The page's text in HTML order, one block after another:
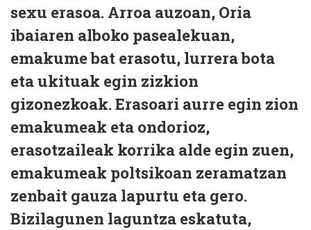
sexu erasoa. Arroa auzoan, Oria
ibaiaren alboko pasealekuan,
emakume bat erasotu, lurrera bota
eta ukituak egin zizkion
gizonezkoak. Erasoari aurre egin zion
emakumeak eta ondorioz,
erasotzaileak korrika alde egin zuen,
emakumeak poltsikoan zeramatzan
zenbait gauza lapurtu eta gero.
Bizilagunen laguntza eskatuta,